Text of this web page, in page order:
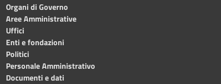
Organi di Governo
Aree Amministrative
Uffici
Enti e fondazioni
Politici
Personale Amministrativo
Documenti e dati